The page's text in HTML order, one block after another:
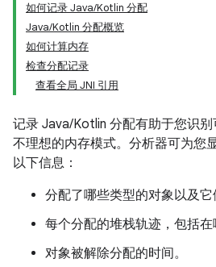
如何记录 Java/Kotlin 分配
Java/Kotlin 分配概览
如何计算内存
检查分配记录
查看全局 JNI 引用
记录 Java/Kotlin 分配有助于您识
不理想的内存模式。分析器可为您
以下信息：
分配了哪些类型的对象以及它
每个分配的堆栈轨迹，包括在
对象被解除分配的时间。